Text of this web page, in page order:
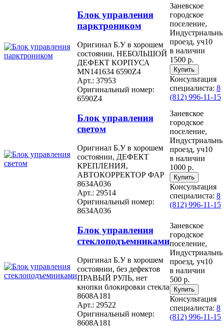
Блок управления
парктроником
Оригинал Б.У в хорошем
состоянии, НЕБОЛЬШОЙ
ДЕФЕКТ КОРПУСА
MN141634 6590Z4
Арт.: 37953
Оригинальный номер:
6590Z4
Заневское
городское
поселение,
проезд, уч10
в наличии
1500 р.
Консультация
специалиста: 8
(812) 996-11-15
Блок управления
светом
Оригинал Б.У в хорошем
состоянии, ДЕФЕКТ
КРЕПЛЕНИЯ,
АВТОКОРРЕКТОР ФАР
8634A036
Арт.: 29514
Оригинальный номер:
8634A036
Заневское
городское
поселение,
проезд, уч10
в наличии
1000 р.
Консультация
специалиста: 8
(812) 996-11-15
Блок управления
стеклоподъемниками
Оригинал Б.У в хорошем
состоянии, без дефектов
ПРАВЫЙ РУЛЬ, нет
кнопки блокировки стекла
8608A181
Арт.: 29522
Оригинальный номер:
8608A181
Заневское
городское
поселение,
проезд, уч10
в наличии
500 р.
Консультация
специалиста: 8
(812) 996-11-15